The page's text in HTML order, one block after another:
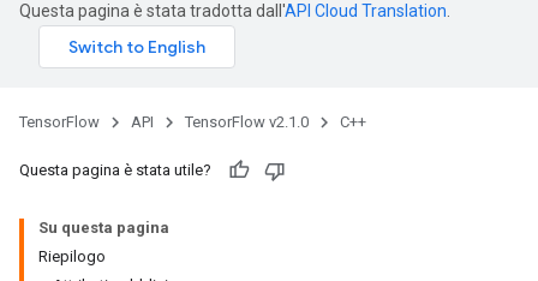
Questa pagina è stata tradotta dall'API Cloud Translation
TensorFlow API TensorFlow v2.1.0 C++
Questa pagina è stata utile?
Su questa pagina
Riepilogo